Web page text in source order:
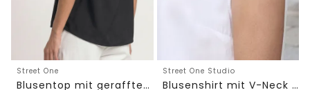
Street One
Blusentop mit gerafftem Rundhals
Street One Studio
Blusenshirt mit V-Neck und Spitze